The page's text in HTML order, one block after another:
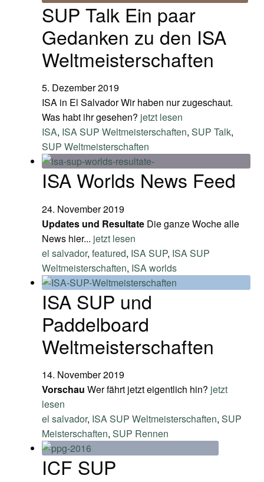
SUP Talk Ein paar
Gedanken zu den ISA
Weltmeisterschaften
5. Dezember 2019
ISA in El Salvador Wir haben nur zugeschaut.
Was habt ihr gesehen? jetzt lesen
ISA, ISA SUP Weltmeisterschaften, SUP Talk,
SUP Weltmeisterschaften
ISA Worlds News Feed
24. November 2019
Updates und ResultateDie ganze Woche alle
News hier... jetzt lesen
el salvador, featured, ISA SUP, ISA SUP
Weltmeisterschaften, ISA worlds
ISA SUP und
Paddelboard
Weltmeisterschaften
14. November 2019
Vorschau Wer fährt jetzt eigentlich hin? jetzt
lesen
el salvador, ISA SUP Weltmeisterschaften, SUP
Meisterschaften, SUP Rennen
ICF SUP